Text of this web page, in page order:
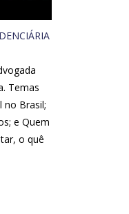
Temas
no Brasil;
e Quem
o quê